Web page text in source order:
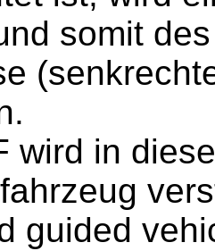
somit
wird in
guided